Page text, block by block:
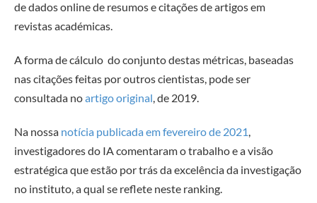
de dados online de resumos e citações de artigos em
revistas académicas.
A forma de cálculo do conjunto destas métricas, baseadas
nas citações feitas por outros cientistas, pode ser
consultada noartigo original, de 2019.
Na nossa notícia publicada em fevereiro de 2021,
investigadores do IA comentaram o trabalho e a visão
estratégica que estão por trás da excelência da investigação
no instituto, a qual se reflete neste ranking.